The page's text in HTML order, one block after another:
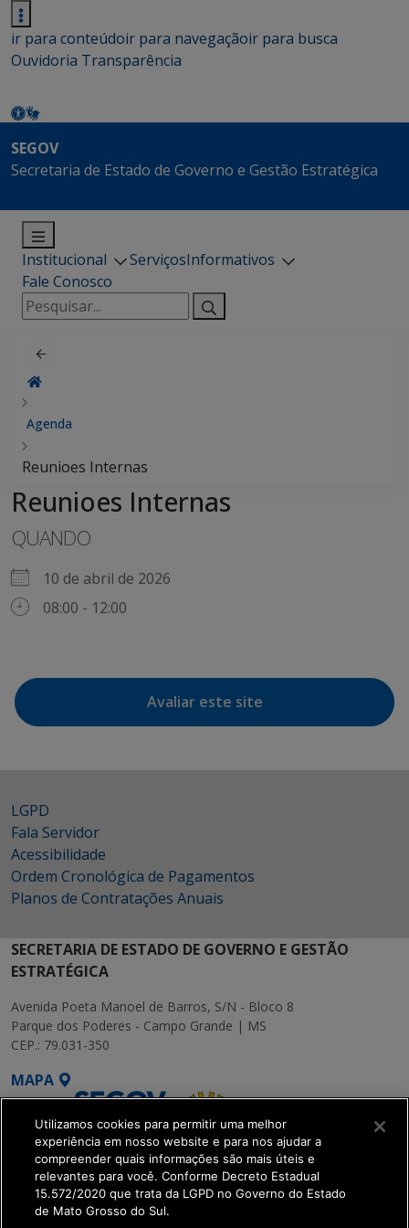
ir para conteúdoir para navegaçãoir para busca
Ouvidoria Transparência
SEGOV
Secretaria de Estado de Governo e Gestão Estratégica
Institucional ServiçosInformativos
Fale Conosco
Pesquisar
por:
Agenda
Reunioes Internas
Reunioes Internas
QUANDO
10 de abril de 2026
08:00 - 12:00
Avaliar este site
LGPD
Fala Servidor
Acessibilidade
Ordem Cronológica de Pagamentos
Planos de Contratações Anuais
SECRETARIA DE ESTADO DE GOVERNO E GESTÃO
ESTRATÉGICA
Avenida Poeta Manoel de Barros, S/N - Bloco 8
Parque dos Poderes - Campo Grande | MS
CEP.: 79.031-350
MAPA
SETDIG | Secretaria-
Executiva de
Utilizamos cookies para permitir uma melhor
experiência em nosso website e para nos ajudar a
compreender quais informações são mais úteis e
relevantes para você. Conforme Decreto Estadual
15.572/2020 que trata da LGPD no Governo do Estado
de Mato Grosso do Sul.